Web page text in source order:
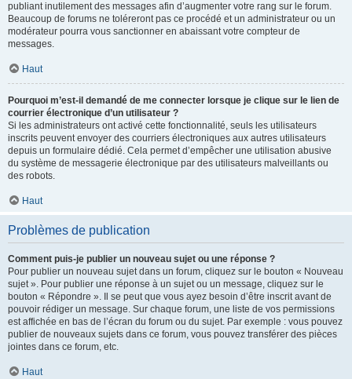
publiant inutilement des messages afin d’augmenter votre rang sur le forum.
Beaucoup de forums ne toléreront pas ce procédé et un administrateur ou un
modérateur pourra vous sanctionner en abaissant votre compteur de
messages.
Haut
Pourquoi m’est-il demandé de me connecter lorsque je clique sur le lien de
courrier électronique d’un utilisateur ?
Si les administrateurs ont activé cette fonctionnalité, seuls les utilisateurs
inscrits peuvent envoyer des courriers électroniques aux autres utilisateurs
depuis un formulaire dédié. Cela permet d’empêcher une utilisation abusive
du système de messagerie électronique par des utilisateurs malveillants ou
des robots.
Haut
Problèmes de publication
Comment puis-je publier un nouveau sujet ou une réponse ?
Pour publier un nouveau sujet dans un forum, cliquez sur le bouton « Nouveau
sujet ». Pour publier une réponse à un sujet ou un message, cliquez sur le
bouton « Répondre ». Il se peut que vous ayez besoin d’être inscrit avant de
pouvoir rédiger un message. Sur chaque forum, une liste de vos permissions
est affichée en bas de l’écran du forum ou du sujet. Par exemple : vous pouvez
publier de nouveaux sujets dans ce forum, vous pouvez transférer des pièces
jointes dans ce forum, etc.
Haut